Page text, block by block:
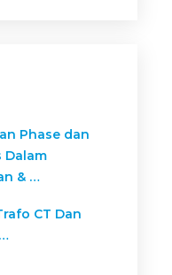
Phase dan
Dalam
& …
CT Dan